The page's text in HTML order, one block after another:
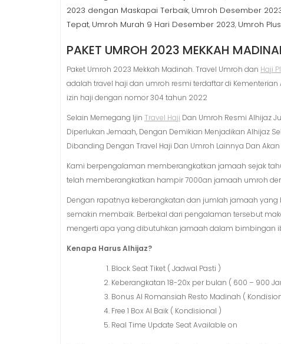
2023 dengan Maskapai Terbaik, Umroh Desember
Tepat, Umroh Murah 9 Hari Desember 2023, Umroh
PAKET UMROH 2023 MEKKAH
Paket Umroh 2023 Mekkah Madinah. Travel Umroh dan Haji
adalah travel haji dan umroh resmi terdaftar di
izin haji dengan nomor 304 tahun 2022
Selain Memegang Ijin Travel Haji Dan Umroh Resmi Alhijaz
Diperlukan Jemaah, Dengan Demikian Menjadikan Alhijaz
Dibanding Dengan Travel Haji Dan Umroh Lainnya Dan
Kami berpengalaman memberangkatkan jamaah sejak
telah memberangkatkan hampir 7000an jamaah umroh
Dengan rapatnya keberangkatan dan jumlah jamaah
semakin membaik. Berbekal dari pengalaman tersebut
mengerti apa yang dibutuhkan jamaah dalam bimbingan
Kenapa Harus Alhijaz?
Block Seat Tiket ( Jadwal Pasti )
Keberangkatan 18-20x per bulan ( 600 – 900
Bonus Al Romansiah Resto Madinah (
Free 1 Box Al Baik ( Kondisional )
Real Time Update Seat Available on